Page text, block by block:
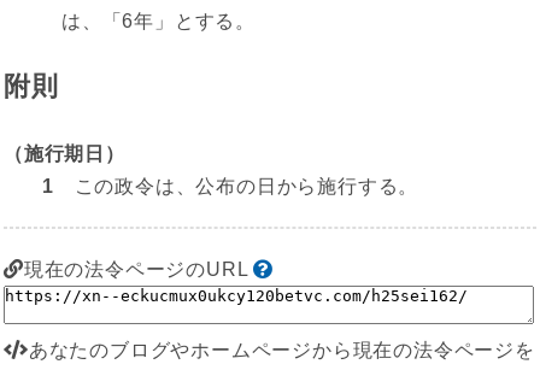
は、「6年」とする。
附則
（施行期日）
1 この政令は、公布の日から施行する。
現在の法令ページのURL
あなたのブログやホームページから現在の法令ページを